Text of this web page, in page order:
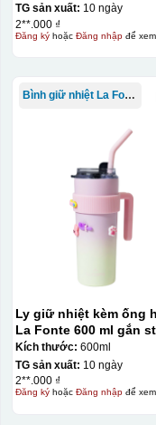
Chén sau
TG sản xuất: 10 ngày
2**.000 ₫
Đăng kýhoặc Đăng nhậpđể
Bình giữ nhiệt La Fonte
Ly giữ nhiệt kèm ống
La Fonte 600 ml gắn sticker
– 012294
Kích thước: 600ml
TG sản xuất: 10 ngày
2**.000 ₫
Đăng kýhoặc Đăng nhậpđể